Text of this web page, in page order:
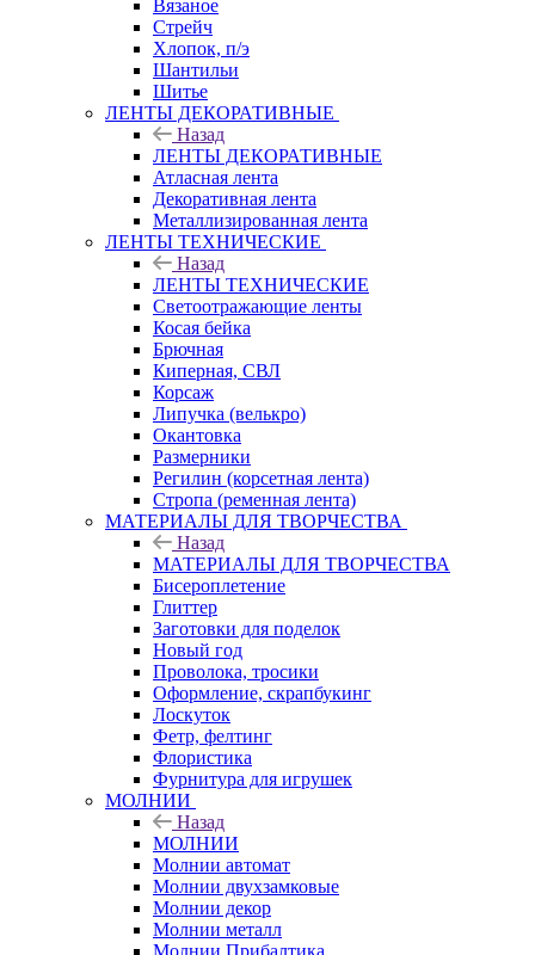
Вязаное
Стрейч
Хлопок, п/э
Шантильи
Шитье
ЛЕНТЫ ДЕКОРАТИВНЫЕ
Назад
ЛЕНТЫ ДЕКОРАТИВНЫЕ
Атласная лента
Декоративная лента
Металлизированная лента
ЛЕНТЫ ТЕХНИЧЕСКИЕ
Назад
ЛЕНТЫ ТЕХНИЧЕСКИЕ
Светоотражающие ленты
Косая бейка
Брючная
Киперная, СВЛ
Корсаж
Липучка (велькро)
Окантовка
Размерники
Регилин (корсетная лента)
Стропа (ременная лента)
МАТЕРИАЛЫ ДЛЯ ТВОРЧЕСТВА
Назад
МАТЕРИАЛЫ ДЛЯ ТВОРЧЕСТВА
Бисероплетение
Глиттер
Заготовки для поделок
Новый год
Проволока, тросики
Оформление, скрапбукинг
Лоскуток
Фетр, фелтинг
Флористика
Фурнитура для игрушек
МОЛНИИ
Назад
МОЛНИИ
Молнии автомат
Молнии двухзамковые
Молнии декор
Молнии металл
Молнии Прибалтика